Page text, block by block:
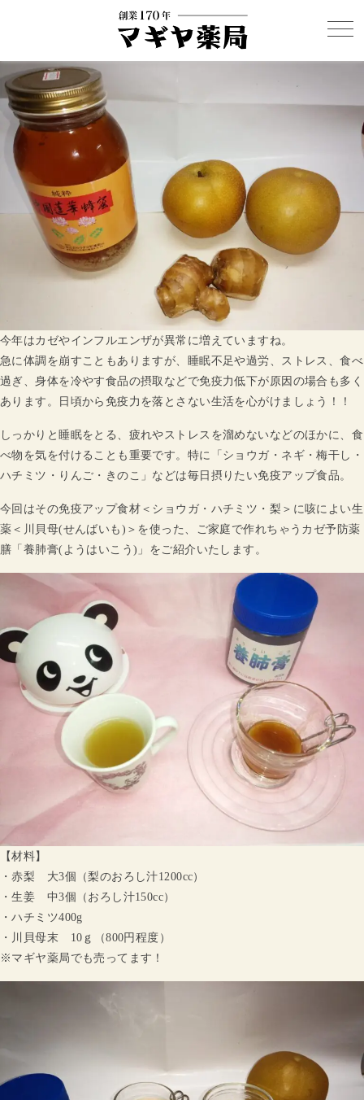
今年はカゼやインフルエンザが異常に増えていますね。
急に体調を崩すこともありますが、睡眠不足や過労、ストレス、食べ
過ぎ、身体を冷やす食品の摂取などで免疫力低下が原因の場合も多く
あります。日頃から免疫力を落とさない生活を心がけましょう！！
しっかりと睡眠をとる、疲れやストレスを溜めないなどのほかに、食
べ物を気を付けることも重要です。特に「ショウガ・ネギ・梅干し・
ハチミツ・りんご・きのこ」などは毎日摂りたい免疫アップ食品。
今回はその免疫アップ食材＜ショウガ・ハチミツ・梨＞に咳によい生
薬＜川貝母(せんばいも)＞を使った、ご家庭で作れちゃうカゼ予防薬
膳「養肺膏(ようはいこう)」をご紹介いたします。
【材料】
・赤梨 大3個（梨のおろし汁1200cc）
・生姜 中3個（おろし汁150cc）
・ハチミツ400g
・川貝母末 10ｇ（800円程度）
※マギヤ薬局でも売ってます！